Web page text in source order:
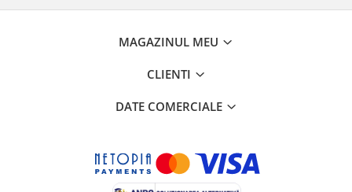
MAGAZINUL MEU
CLIENTI
DATE COMERCIALE